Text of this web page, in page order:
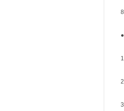
8、
1、
2、
3